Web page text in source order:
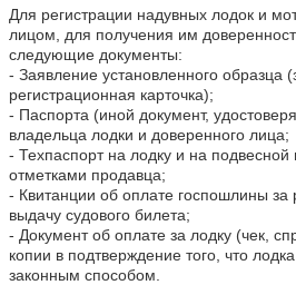
Для регистрации надувных лодок и
лицом, для получения им
следующие документы:
- Заявление установленного образца
регистрационная карточка);
- Паспорта (иной документ,
владельца лодки и доверенного лица;
- Техпаспорт на лодку и на подвесной
отметками продавца;
- Квитанции об оплате госпошлины за
выдачу судового билета;
- Документ об оплате за лодку (чек,
копии в подтверждение того, что
законным способом.